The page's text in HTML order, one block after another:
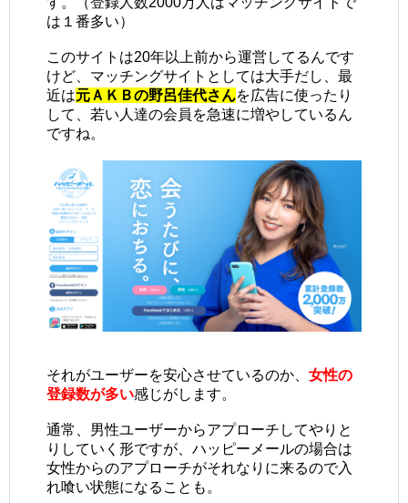
は１番多い）
このサイトは20年以上前から運営してるんです
けど、マッチングサイトとしては大手だし、最
近は元ＡＫＢの野呂佳代さんを広告に使ったり
して、若い人達の会員を急速に増やしているん
ですね。
それがユーザーを安心させているのか、 女性の
登録数が多い感じがします。
通常、男性ユーザーからアプローチしてやりと
りしていく形ですが、ハッピーメールの場合は
女性からのアプローチがそれなりに来るので入
れ喰い状態になることも。